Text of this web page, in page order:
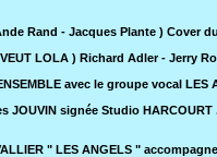
Rand - Jacques Plante ) Cover
VEUT LOLA ) Richard Adler -
avec le groupe vocal LES
JOUVIN signée Studio HARCOURT
" LES ANGELS "